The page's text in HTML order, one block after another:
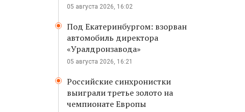
05 августа 2026, 16:02
Под Екатеринбургом: взорван
автомобиль директора
«Уралдронзавода»
05 августа 2026, 16:21
Российские синхронистки
выиграли третье золото на
чемпионате Европы